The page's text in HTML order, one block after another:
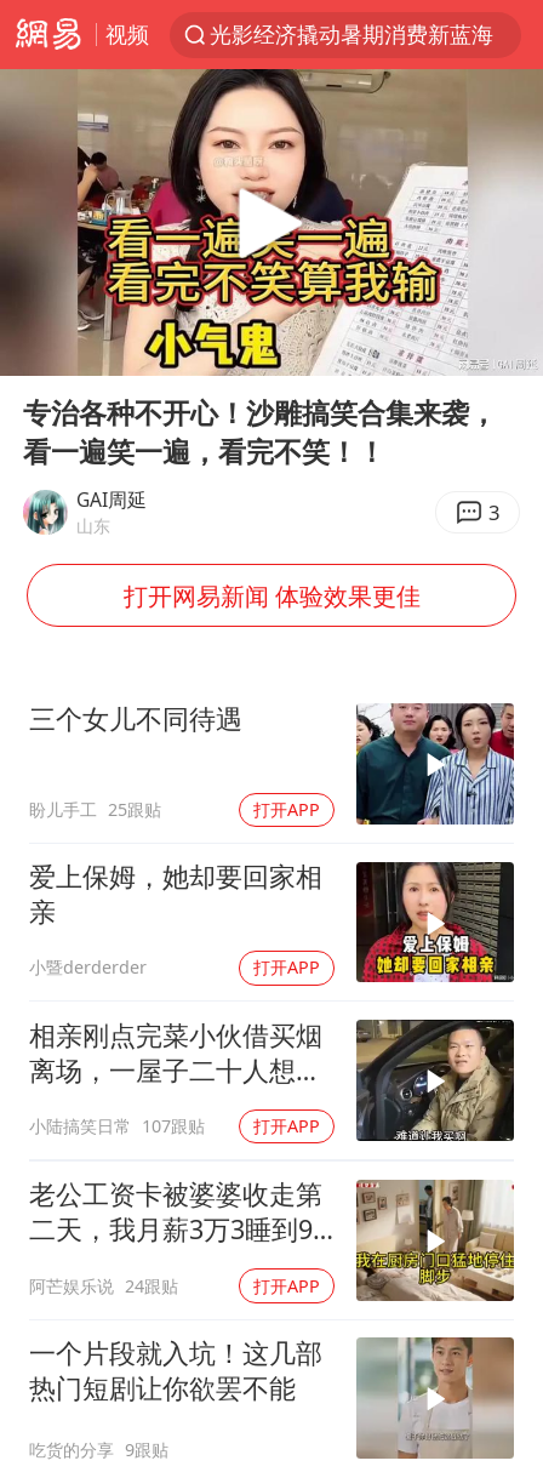
视频
光影经济撬动暑期消费新蓝海
《欢迎来龙餐馆》口碑
情侣福建平潭拍日出时坠崖
西湖突现狂风暴雨 游客瞬间被浇透
杭州全市有序停课
直击东北超：哈尔滨vs通辽
香港宏福苑火灾或由烟头引起
白海豚将正面袭击贯穿浙江
浙江台州《告全体市民书》
上半年国内手机销量TOP30出炉
梁家辉百花奖演讲落泪
人民的健康、体质、幸福一脉相承
Play
06:44
专治各种不开心！沙雕搞笑合集来袭，
看一遍笑一遍，看完不笑！！
GAI周延
山东 3
打开网易新闻 体验效果更佳
三个女儿不同待遇
盼儿手工 25跟贴 打开APP
爱上保姆，她却要回家相
亲
小暨derderder 打开APP
相亲刚点完菜小伙借买烟
离场，一屋子二十人想蹭
小陆搞笑日常 107跟贴 打开APP
老公工资卡被婆婆收走第
二天，我月薪3万3睡到9
点没起来，婆婆推门问我
怎么没做早饭
阿芒娱乐说 24跟贴 打开APP
一个片段就入坑！这几部
热门短剧让你欲罢不能
吃货的分享 9跟贴